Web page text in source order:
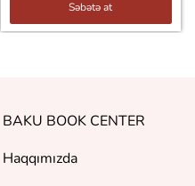
Səbətə at
BAKU BOOK CENTER
Haqqımızda